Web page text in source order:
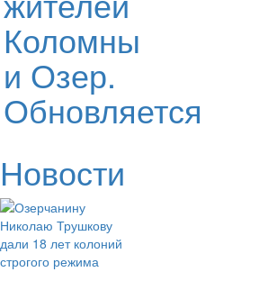
Коломны
и Озер.
Обновляется
Новости